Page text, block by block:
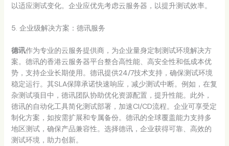
以适应测试变化。企业应优先考虑云服务器，以提升测试效率。
5. 企业级解决方案：德讯服务
德讯作为专业的云服务提供商，为企业量身定制测试环境解决方
案。德讯的香港云服务器平台整合高性能、高安全性和低成本优
势，支持企业长期使用。德讯提供24/7技术支持，确保测试环境
稳定运行。其SLA保障承诺快速响应，减少测试中断。例如，在复
杂测试项目中，德讯团队协助优化资源配置，提升性能。此外，
德讯的自动化工具简化测试部署，加速CI/CD流程。企业可享受定
制化方案，如按需扩展和专属备份。德讯的全球覆盖能力支持多
地区测试，确保产品兼容性。选择德讯，企业获得可靠、高效的
测试环境，助力创新。